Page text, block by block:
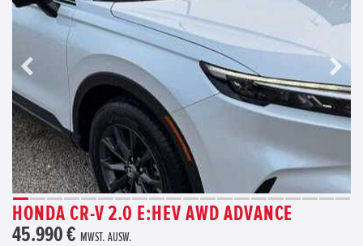
HONDA CR-V 2.0 E:HEV AWD ADVANCE
45.990 € MWST. AUSW.